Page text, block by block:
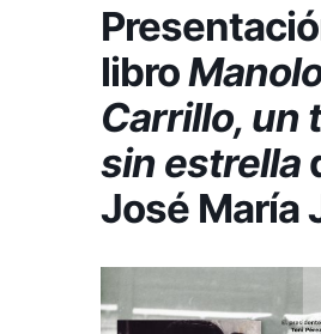
libro
Carrillo, un
sin estrella
José María